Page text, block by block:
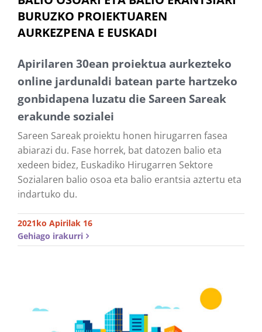
BURUZKO PROIEKTUAREN
AURKEZPENA E EUSKADI
Apirilaren 30ean proiektua aurkezteko
online jardunaldi batean parte hartzeko
gonbidapena luzatu die Sareen Sareak
erakunde sozialei
Sareen Sareak proiektu honen hirugarren fasea
abiarazi du. Fase horrek, bat datozen balio eta
xedeen bidez, Euskadiko Hirugarren Sektore
Sozialaren balio osoa eta balio erantsia aztertu eta
indartuko du.
2021ko Apirilak 16
Gehiago irakurri